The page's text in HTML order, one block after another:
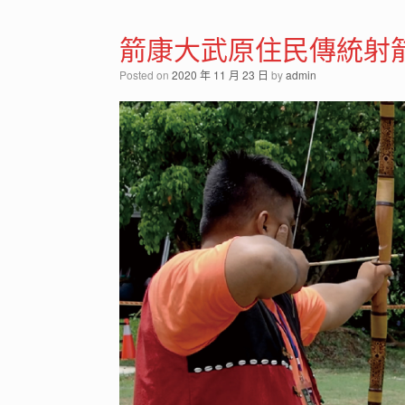
箭康大武原住民傳統射
Posted on 2020 年 11 月 23 日 byadmin